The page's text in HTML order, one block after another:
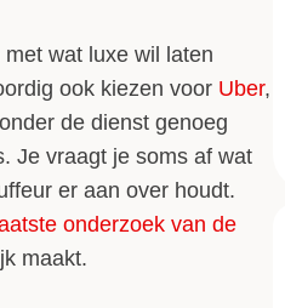
wat luxe wil laten
ook kiezen voor Uber,
de dienst genoeg
Je vraagt je soms af wat
er aan over houdt.
onderzoek van de
maakt.